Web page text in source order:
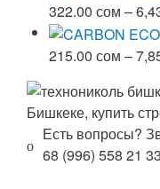
322.00 сом –
215.00 сом –
Есть вопросы?
68 (996) 558 21